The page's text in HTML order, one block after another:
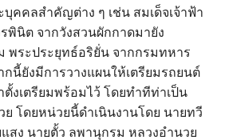
คคลสำคัญต่าง ๆ เช่น สมเด็จเจ้าฟ้า
พินิต จากวังสวนผักกาดมายัง
พระประยุทธ์อริยั่น จากกรมทหาร
นี้ยังมีการวางแผนให้เตรียมรถยนต์
งเตรียมพร้อมไว้ โดยทำทีท่าเป็น
ย โดยหน่วยนี้ดำเนินงานโดย นายทวี
สง นายตั้ว ลพานุกรม หลวงอำนวย